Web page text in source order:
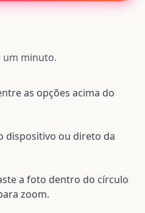
um minuto.
as opções acima do
dispositivo ou direto da
a foto dentro do círculo
zoom.